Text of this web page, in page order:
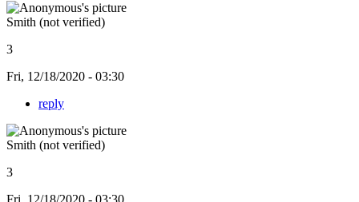
Smith (not verified)
3
Fri, 12/18/2020 - 03:30
reply
Smith (not verified)
3
Fri, 12/18/2020 - 03:30